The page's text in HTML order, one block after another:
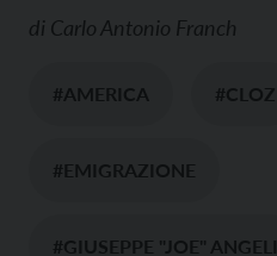
di Carlo Antonio Franch
#AMERICA #CLOZ
#EMIGRAZIONE
#GIUSEPPE "JOE" ANGELI